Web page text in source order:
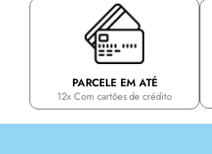
PARCELE EM ATÉ
12x Com cartões de crédito